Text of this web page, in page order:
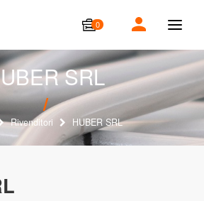
0
T
g
g
l
n
a
v
i
SRL
Rivenditori HUBER SRL